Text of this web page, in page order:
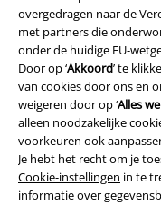
overgedragen naar de
met partners die
onder de huidige EU-
Door op ‘Akkoord’ te
van cookies door ons en
weigeren door op ‘Alles
alleen noodzakelijke
voorkeuren ook
Je hebt het recht om je
Cookie-instellingen in te
informatie over